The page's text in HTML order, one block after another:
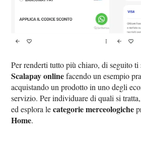
Per renderti tutto più chiaro, di seguito
Scalapay onlinefacendo un esempio
acquistando un prodotto in uno degli
servizio. Per individuare di quali si
ed esplora lecategorie merceologiche
Home.